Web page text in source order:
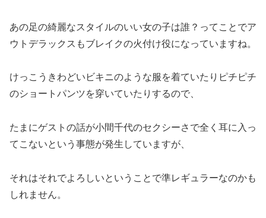
あの足の綺麗なスタイルのいい女の子は誰？ってことでア
ウトデラックスもブレイクの火付け役になっていますね。
けっこうきわどいビキニのような服を着ていたりピチピチ
のショートパンツを穿いていたりするので、
たまにゲストの話が小間千代のセクシーさで全く耳に入っ
てこないという事態が発生していますが、
それはそれでよろしいということで準レギュラーなのかも
しれません。